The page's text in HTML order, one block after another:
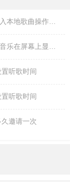
网易云音乐怎么导入本地歌曲？网易云音乐导入本地歌曲操作流程！
听歌时间
听歌时间
邀请一次